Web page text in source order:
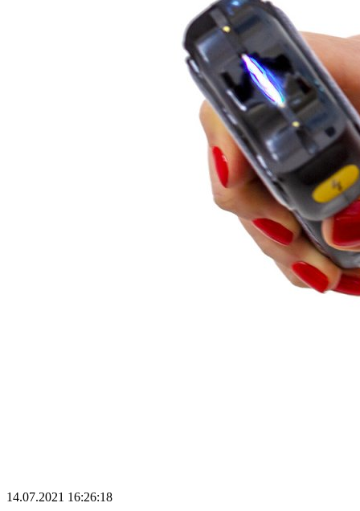
14.07.2021 16:26:18